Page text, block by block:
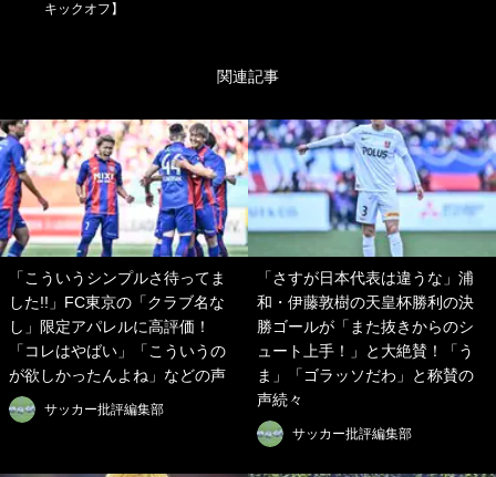
キックオフ】
関連記事
「こういうシンプルさ待ってま
した!!」FC東京の「クラブ名な
し」限定アパレルに高評価！
「コレはやばい」「こういうの
が欲しかったんよね」などの声
サッカー批評編集部
「さすが日本代表は違うな」浦
和・伊藤敦樹の天皇杯勝利の決
勝ゴールが「また抜きからのシ
ュート上手！」と大絶賛！「う
ま」「ゴラッソだわ」と称賛の
声続々
サッカー批評編集部